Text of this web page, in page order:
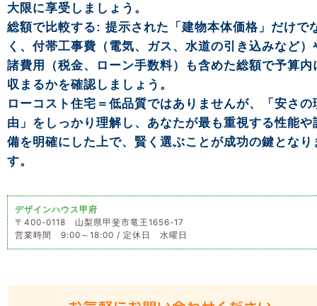
大限に享受しましょう。
総額で比較する: 提示された「建物本体価格」だけで
く、付帯工事費（電気、ガス、水道の引き込みなど）
諸費用（税金、ローン手数料）も含めた総額で予算内
収まるかを確認しましょう。
ローコスト住宅＝低品質ではありませんが、「安さの
由」をしっかり理解し、あなたが最も重視する性能や
備を明確にした上で、賢く選ぶことが成功の鍵となり
す。
デザインハウス甲府
〒400-0118 山梨県甲斐市竜王1656-17
営業時間 9:00～18:00 / 定休日 水曜日